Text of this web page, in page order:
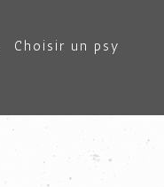
Choisir un psy